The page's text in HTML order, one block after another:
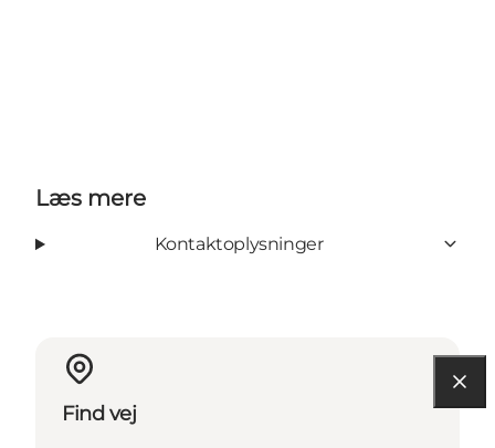
Læs mere
Kontaktoplysninger
Find vej